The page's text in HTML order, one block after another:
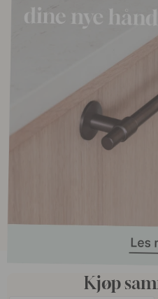
Kjøp